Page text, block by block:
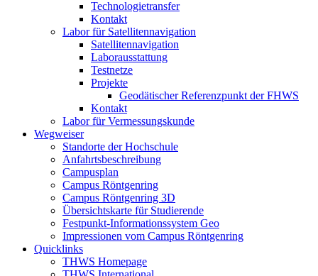
Technologietransfer
Kontakt
Labor für Satellitennavigation
Satellitennavigation
Laborausstattung
Testnetze
Projekte
Geodätischer Referenzpunkt der FHWS
Kontakt
Labor für Vermessungskunde
Wegweiser
Standorte der Hochschule
Anfahrtsbeschreibung
Campusplan
Campus Röntgenring
Campus Röntgenring 3D
Übersichtskarte für Studierende
Festpunkt-Informationssystem Geo
Impressionen vom Campus Röntgenring
Quicklinks
THWS Homepage